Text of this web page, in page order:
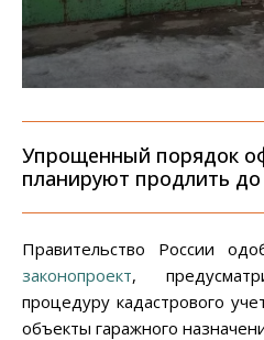
Упрощенный порядок
планируют продлить до
Правительство России
законопроект,
процедуру кадастрового
объекты гаражного